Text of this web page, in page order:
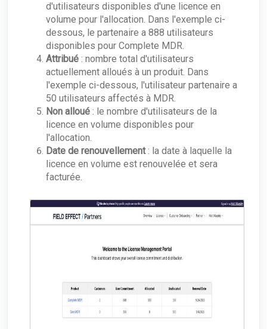
d'utilisateurs disponibles d'une licence en
volume pour l'allocation. Dans l'exemple ci-
dessous, le partenaire a 888 utilisateurs
disponibles pour Complete MDR.
Attribué : nombre total d'utilisateurs
actuellement alloués à un produit. Dans
l'exemple ci-dessous, l'utilisateur partenaire a
50 utilisateurs affectés à MDR.
Non alloué : le nombre d'utilisateurs de la
licence en volume disponibles pour
l'allocation.
Date de renouvellement: la date à laquelle la
licence en volume est renouvelée et sera
facturée.